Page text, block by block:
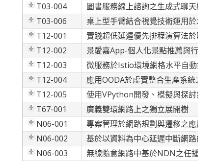
T03-004
圖書服務線上諮詢之生成式聊天機器
T03-006
桌上型手臂結合視覺技術運用於水彩
T12-001
實踐超低延遲優先排程演算法於時效
T12-002
景愛嘉App-個人化景點推薦與行程規
T12-003
微服務於Istio環境網格水平自動擴展
T12-004
應用OODA於虛實整合生產系統之研
T12-005
使用VPython開發、模擬與探討無人
T67-001
廣義雙環網路上之獨立展開樹
N06-001
專案管理於網路規劃與遷移之應用-以
N06-002
基於以資料為中心延遲中斷網路的興
N06-003
無線隨意網路中基於NDN之任播機制